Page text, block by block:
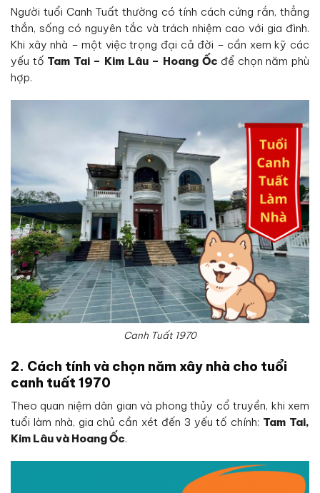
Người tuổi Canh Tuất thường có tính cách cứng rắn, thẳng
thắn, sống có nguyên tắc và trách nhiệm cao với gia đình.
Khi xây nhà – một việc trọng đại cả đời – cần xem kỹ các
yếu tố Tam Tai – Kim Lâu – Hoang Ốc để chọn năm phù
hợp.
Canh Tuất 1970
2. Cách tính và chọn năm xây nhà cho tuổi
canh tuất 1970
Theo quan niệm dân gian và phong thủy cổ truyền, khi xem
tuổi làm nhà, gia chủ cần xét đến 3 yếu tố chính: Tam Tai,
Kim Lâu và Hoang Ốc.